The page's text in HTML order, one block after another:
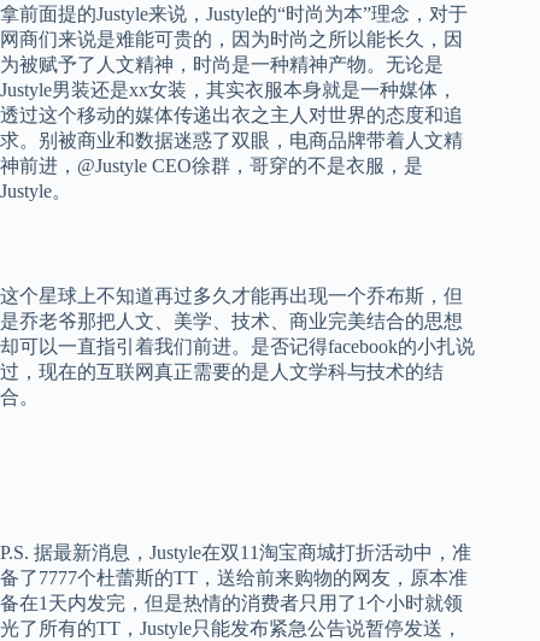
拿前面提的Justyle来说， Justyle的“时尚为本”理念，对于
网商们来说是难能可贵的，因为时尚之所以能长久，因
为被赋予了人文精神，时尚是一种精神产物。无论是
Justyle男装还是xx女装，其实衣服本身就是一种媒体，
透过这个移动的媒体传递出衣之主人对世界的态度和追
求。别被商业和数据迷惑了双眼，电商品牌带着人文精
神前进， @Justyle CEO徐群，哥穿的不是衣服，是
Justyle。
这个星球上不知道再过多久才能再出现一个乔布斯，但
是乔老爷那把人文、美学、技术、商业完美结合的思想
却可以一直指引着我们前进。是否记得facebook的小扎说
过，现在的互联网真正需要的是人文学科与技术的结
合。
P.S. 据最新消息， Justyle在双11淘宝商城打折活动中，准
备了7777个杜蕾斯的TT ，送给前来购物的网友，原本准
备在1 天内发完，但是热情的消费者只用了1个小时就领
光了所有的TT ， Justyle只能发布紧急公告说暂停发送，